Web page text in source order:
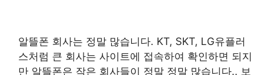
알뜰폰 회사는 정말 많습니다. KT, SKT, LG유플러
스처럼 큰 회사는 사이트에 접속하여 확인하면 되지
만 알뜰폰은 작은 회사들이 정말 정말 많습니다.. 보